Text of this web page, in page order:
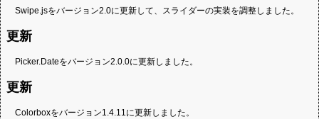
Swipe.jsをバージョン2.0に更新して、スライダーの実装を調整しました。
更新
Picker.Dateをバージョン2.0.0に更新しました。
更新
Colorboxをバージョン1.4.11に更新しました。